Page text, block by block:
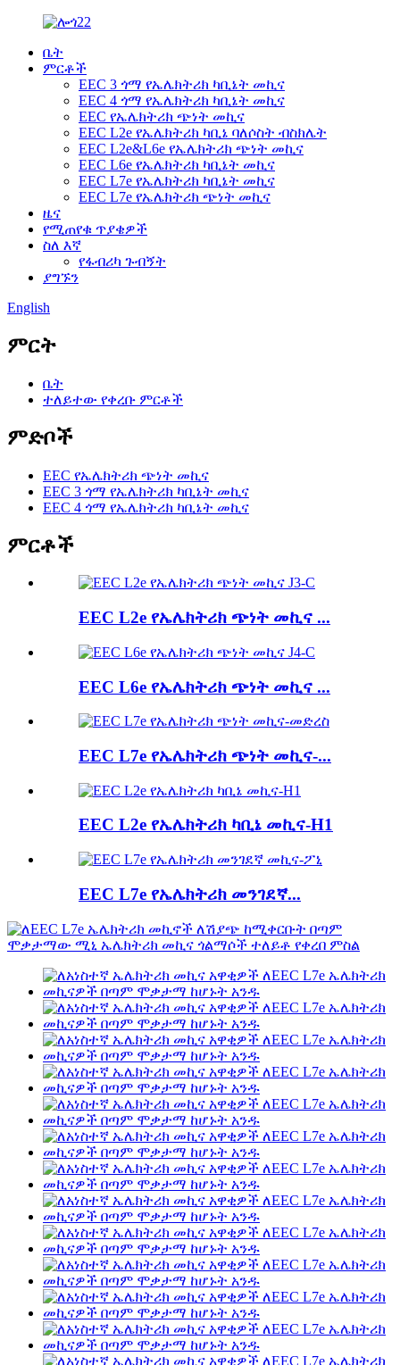
ቤት
ምርቶች
EEC 3 ጎማ የኤሌክትሪክ ካቢኔት መኪና
EEC 4 ጎማ የኤሌክትሪክ ካቢኔት መኪና
EEC የኤሌክትሪክ ጭነት መኪና
EEC L2e የኤሌክትሪክ ካቢኔ ባለሶስት ብስክሌት
EEC L2e&L6e የኤሌክትሪክ ጭነት መኪና
EEC L6e የኤሌክትሪክ ካቢኔት መኪና
EEC L7e የኤሌክትሪክ ካቢኔት መኪና
EEC L7e የኤሌክትሪክ ጭነት መኪና
ዜና
የሚጠየቁ ጥያቄዎች
ስለ እኛ
የፋብሪካ ጉብኝት
ያግኙን
English
ምርት
ቤት
ተለይተው የቀረቡ ምርቶች
ምድቦች
EEC የኤሌክትሪክ ጭነት መኪና
EEC 3 ጎማ የኤሌክትሪክ ካቢኔት መኪና
EEC 4 ጎማ የኤሌክትሪክ ካቢኔት መኪና
ምርቶች
EEC L2e የኤሌክትሪክ ጭነት መኪና ...
EEC L6e የኤሌክትሪክ ጭነት መኪና ...
EEC L7e የኤሌክትሪክ ጭነት መኪና-...
EEC L2e የኤሌክትሪክ ካቢኔ መኪና-H1
EEC L7e የኤሌክትሪክ መንገደኛ...